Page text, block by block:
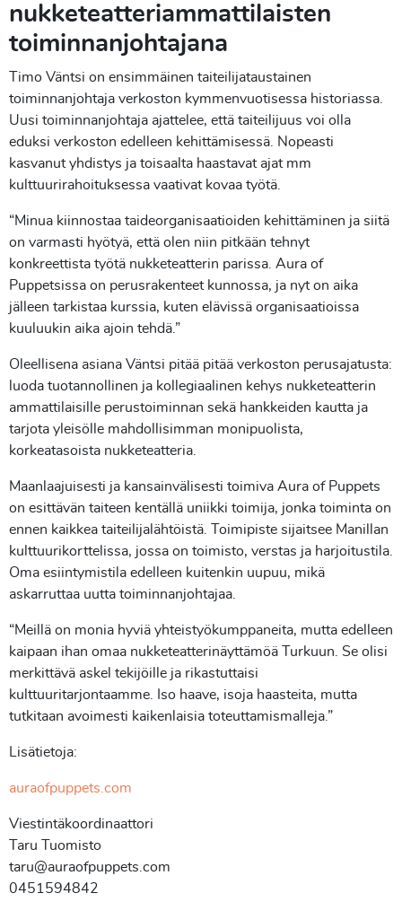
nukketeatteriammattilaisten
toiminnanjohtajana
Timo Väntsi on ensimmäinen taiteilijataustainen
toiminnanjohtaja verkoston kymmenvuotisessa historiassa.
Uusi toiminnanjohtaja ajattelee, että taiteilijuus voi olla
eduksi verkoston edelleen kehittämisessä. Nopeasti
kasvanut yhdistys ja toisaalta haastavat ajat mm
kulttuurirahoituksessa vaativat kovaa työtä.
“Minua kiinnostaa taideorganisaatioiden kehittäminen ja siitä
on varmasti hyötyä, että olen niin pitkään tehnyt
konkreettista työtä nukketeatterin parissa. Aura of
Puppetsissa on perusrakenteet kunnossa, ja nyt on aika
jälleen tarkistaa kurssia, kuten elävissä organisaatioissa
kuuluukin aika ajoin tehdä.”
Oleellisena asiana Väntsi pitää pitää verkoston perusajatusta:
luoda tuotannollinen ja kollegiaalinen kehys nukketeatterin
ammattilaisille perustoiminnan sekä hankkeiden kautta ja
tarjota yleisölle mahdollisimman monipuolista,
korkeatasoista nukketeatteria.
Maanlaajuisesti ja kansainvälisesti toimiva Aura of Puppets
on esittävän taiteen kentällä uniikki toimija, jonka toiminta on
ennen kaikkea taiteilijalähtöistä. Toimipiste sijaitsee Manillan
kulttuurikorttelissa, jossa on toimisto, verstas ja harjoitustila.
Oma esiintymistila edelleen kuitenkin uupuu, mikä
askarruttaa uutta toiminnanjohtajaa.
“Meillä on monia hyviä yhteistyökumppaneita, mutta edelleen
kaipaan ihan omaa nukketeatterinäyttämöä Turkuun. Se olisi
merkittävä askel tekijöille ja rikastuttaisi
kulttuuritarjontaamme. Iso haave, isoja haasteita, mutta
tutkitaan avoimesti kaikenlaisia toteuttamismalleja.”
Lisätietoja:
auraofpuppets.com
Viestintäkoordinaattori
Taru Tuomisto
taru@auraofpuppets.com
0451594842